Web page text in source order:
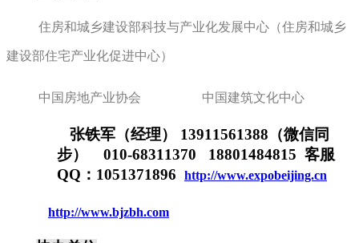
住房和城乡建设部科技与产业化发展中心（住房和城乡
建设部住宅产业化促进中心）
中国房地产业协会 中国建筑文化中心
张铁军（经理） 13911561388（微信同
步） 010-68311370 18801484815 客服
QQ：1051371896
http://www.expobeijing.cn
http://www.bjzbh.com